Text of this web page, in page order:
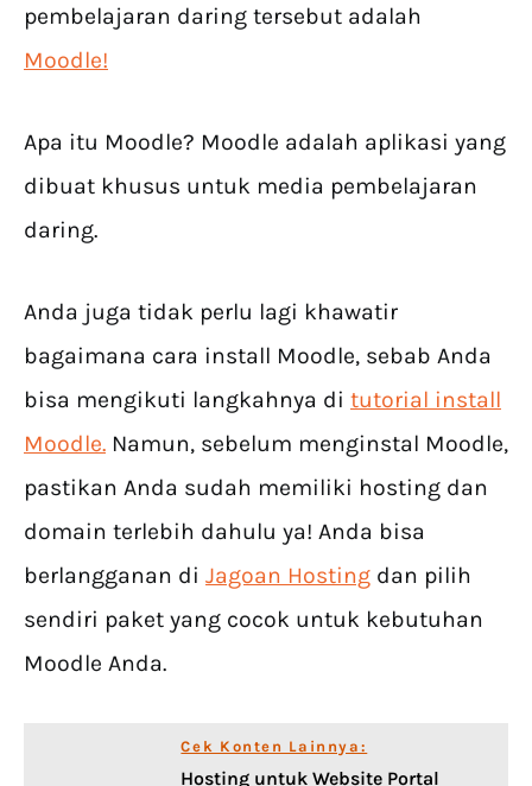
pembelajaran daring tersebut adalah
Moodle!
Apa itu Moodle? Moodle adalah aplikasi yang
dibuat khusus untuk media pembelajaran
daring.
Anda juga tidak perlu lagi khawatir
bagaimana cara install Moodle, sebab Anda
bisa mengikuti langkahnya di tutorial install
Moodle. Namun, sebelum menginstal Moodle,
pastikan Anda sudah memiliki hosting dan
domain terlebih dahulu ya! Anda bisa
berlangganan di Jagoan Hosting dan pilih
sendiri paket yang cocok untuk kebutuhan
Moodle Anda.
Cek Konten Lainnya:
Hosting untuk Website Portal